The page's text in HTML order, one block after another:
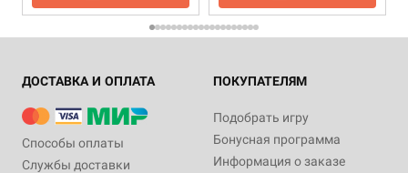
ДОСТАВКА И ОПЛАТА
Способы оплаты
Службы доставки
ПОКУПАТЕЛЯМ
Подобрать игру
Бонусная программа
Информация о заказе